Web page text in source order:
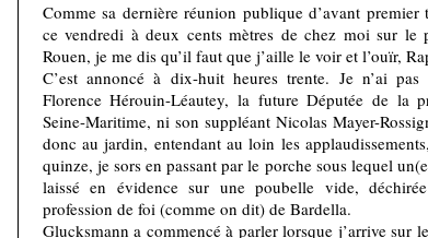
Comme sa dernière réunion publique d’avant
ce vendredi à deux cents mètres de chez moi sur le
Rouen, je me dis qu’il faut que j’aille le voir et l’ouïr,
C’est annoncé à dix-huit heures trente. Je n’ai
Florence Hérouin-Léautey, la future Députée de la
Seine-Maritime, ni son suppléant Nicolas Mayer-
donc au jardin, entendant au loin les
quinze, je sors en passant par le porche sous lequel
laissé en évidence sur une poubelle vide,
profession de foi (comme on dit) de Bardella.
Glucksmann a commencé à parler lorsque j’arrive sur